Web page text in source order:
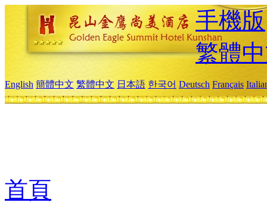
手機版
繁體
English 簡體中文 繁體中文 日本語 한국어 Deutsch Français
首頁